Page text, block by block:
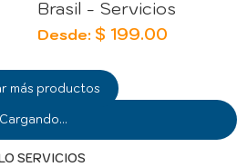
Brasil - Servicios
Desde: $ 199.00
más productos
Cargando...
SERVICIOS